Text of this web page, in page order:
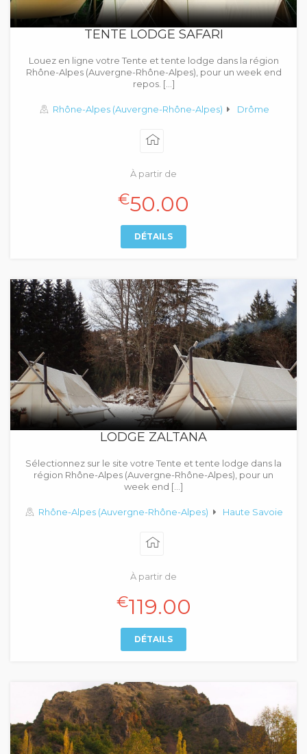
TENTE LODGE SAFARI
Louez en ligne votre Tente et tente lodge dans la région
Rhône-Alpes (Auvergne-Rhône-Alpes), pour un week end
repos. […]
Rhône-Alpes (Auvergne-Rhône-Alpes) Drôme
À partir de
€50.00
DÉTAILS
LODGE ZALTANA
Sélectionnez sur le site votre Tente et tente lodge dans la
région Rhône-Alpes (Auvergne-Rhône-Alpes), pour un
week end […]
Rhône-Alpes (Auvergne-Rhône-Alpes) Haute Savoie
À partir de
€119.00
DÉTAILS